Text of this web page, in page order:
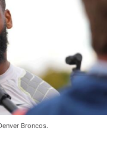
Broncos.